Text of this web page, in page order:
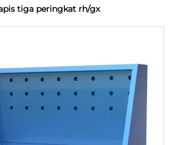
tiga peringkat rh/gx